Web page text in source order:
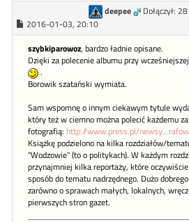
deepee
Dołączył:
2016-01-03, 20:10
szybkiparowoz, bardzo ładnie opisane.
Dzięki za polecenie albumu przy
.
Borowik szatański wymiata.
Sam wspomnę o innym ciekawym tytule
który też w ciemno można polecić każdemu
fotografią: http://www.press.pl/
Książkę podzielono na kilka rozdziałów/
"Wodzowie" (to o politykach). W każdym
przynajmniej kilka reportaży, które
sposób do tematu nadrzędnego. Dużo
zarówno o sprawach małych, lokalnych,
pierwszych stron gazet.